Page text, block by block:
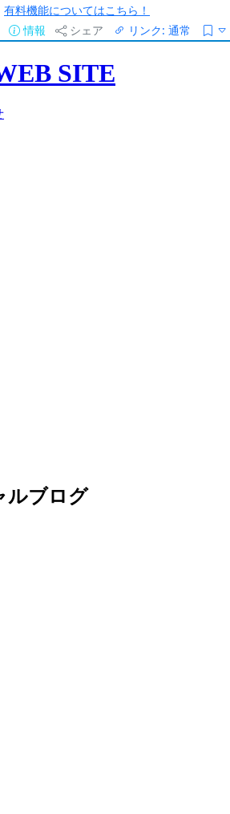
有料機能についてはこちら！
情報
シェア リンク: 通常